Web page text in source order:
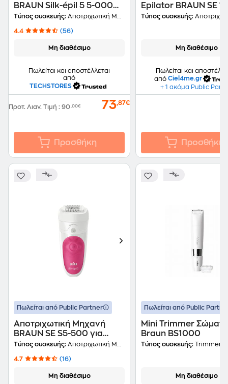
BRAUN Silk-épil 5 5-000
για Υγρή & Στεγνή Χρήση
Τύπος συσκευής: Αποτριχωτική Μηχανή
4.4 (56)
Μη διαθέσιμο
Πωλείται και αποστέλλεται
από
TECHSTORES
Προτ. Λιαν. Τιμή : 90,00€ 73,87€
Προσθήκη
Epilator BRAUN SE
Ροζ
Τύπος συσκευής:
Μη διαθέσιμο
Πωλείται και
από Ciel4me.gr
+ 1 ακόμα Public
Προσθήκη
Πωλείται από Public Partner
Αποτριχωτική Μηχανή
BRAUN SE S5-500 για
Σώμα Λευκό
Τύπος συσκευής: Αποτριχωτική Μηχανή
4.7 (16)
Μη διαθέσιμο
Πωλείται από Public
Mini Trimmer
Braun BS1000
Τύπος συσκευής: Trimmer
Μη διαθέσιμο